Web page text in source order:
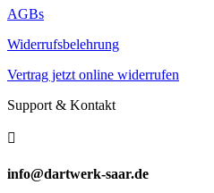
AGBs
Widerrufsbelehrung
Vertrag jetzt online widerrufen
Support & Kontakt

info@dartwerk-saar.de